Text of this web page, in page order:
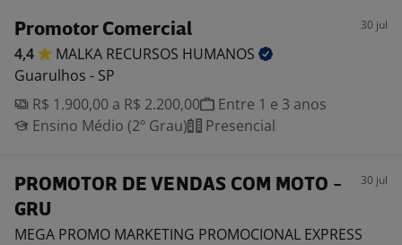
Promotor Comercial 30 jul
4,4 MALKA RECURSOS HUMANOS
Guarulhos - SP
R$ 1.900,00 a R$ 2.200,00
Entre 1 e 3 anos
Ensino Médio (2º Grau)
Presencial
PROMOTOR DE VENDAS COM MOTO -
GRU
30 jul
MEGA PROMO MARKETING PROMOCIONAL EXPRESS